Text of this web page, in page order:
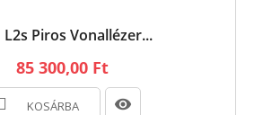
L2s Piros Vonallézer...
85 300,00 Ft
KOSÁRBA